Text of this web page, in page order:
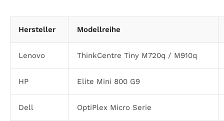
Hersteller Modellreihe
Lenovo ThinkCentre Tiny M720q / M910q
HP Elite Mini 800 G9
Dell OptiPlex Micro Serie